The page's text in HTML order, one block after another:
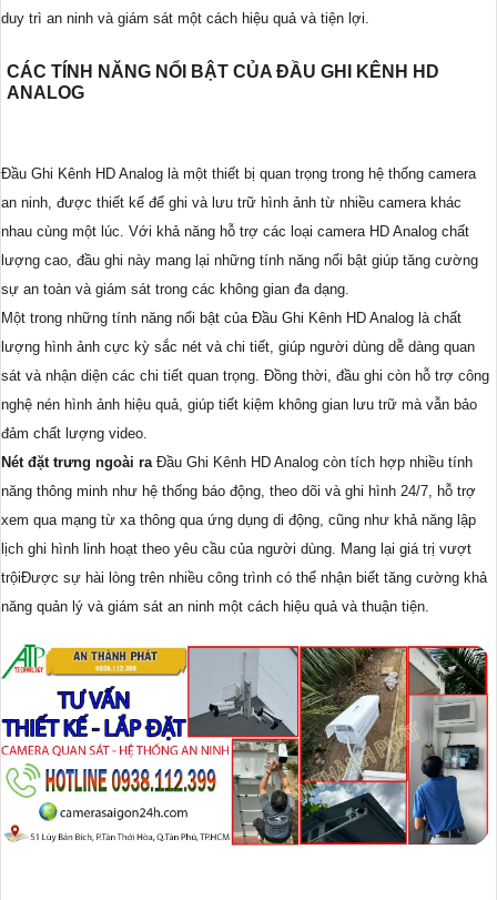
duy trì an ninh và giám sát một cách hiệu quả và tiện lợi.
CÁC TÍNH NĂNG NỔI BẬT CỦA ĐẦU GHI KÊNH HD
ANALOG
Đầu Ghi Kênh HD Analog là một thiết bị quan trọng trong hệ thống camera
an ninh, được thiết kế để ghi và lưu trữ hình ảnh từ nhiều camera khác
nhau cùng một lúc. Với khả năng hỗ trợ các loại camera HD Analog chất
lượng cao, đầu ghi này mang lại những tính năng nổi bật giúp tăng cường
sự an toàn và giám sát trong các không gian đa dạng.
Một trong những tính năng nổi bật của Đầu Ghi Kênh HD Analog là chất
lượng hình ảnh cực kỳ sắc nét và chi tiết, giúp người dùng dễ dàng quan
sát và nhận diện các chi tiết quan trọng. Đồng thời, đầu ghi còn hỗ trợ công
nghệ nén hình ảnh hiệu quả, giúp tiết kiệm không gian lưu trữ mà vẫn bảo
đảm chất lượng video.
Nét đặt trưng ngoài ra Đầu Ghi Kênh HD Analog còn tích hợp nhiều tính
năng thông minh như hệ thống báo động, theo dõi và ghi hình 24/7, hỗ trợ
xem qua mạng từ xa thông qua ứng dụng di động, cũng như khả năng lập
lịch ghi hình linh hoạt theo yêu cầu của người dùng. Mang lại giá trị vượt
trộiĐược sự hài lòng trên nhiều công trình có thể nhận biết tăng cường khả
năng quản lý và giám sát an ninh một cách hiệu quả và thuận tiện.